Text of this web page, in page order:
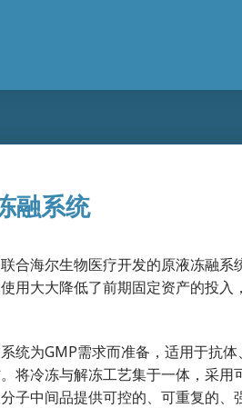
融系统
合海尔生物医疗开发的原液冻融
用大大降低了前期固定资产的投
统为GMP需求而准备，适用于抗
将冷冻与解冻工艺集于一体，采
子中间品提供可控的、可重复的